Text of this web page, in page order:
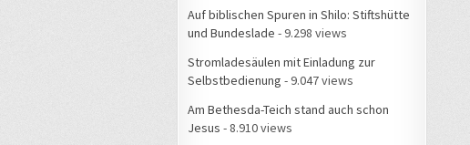
Auf biblischen Spuren in Shilo: Stiftshütte
und Bundeslade - 9.298 views
Stromladesäulen mit Einladung zur
Selbstbedienung - 9.047 views
Am Bethesda-Teich stand auch schon
Jesus - 8.910 views